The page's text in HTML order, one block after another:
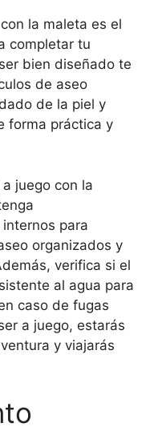
la maleta es el
completar tu
bien diseñado te
de aseo
de la piel y
forma práctica y
juego con la
para
organizados y
verifica si el
al agua para
caso de fugas
a juego, estarás
y viajarás